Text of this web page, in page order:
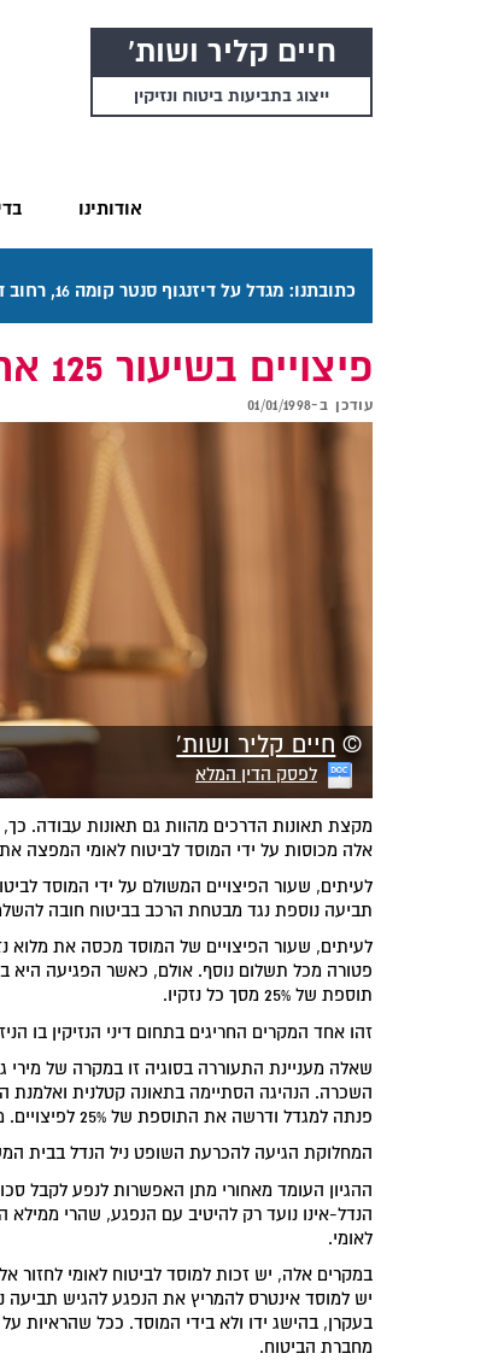
חיים קליר ושות'
ייצוג בתביעות ביטוח ונזיקין
אודותינו
כתובתנו: מגדל על דיזנגוף סנטר קומה 16, רחוב דיזנגוף 50 תל אביב. דרכי ההגעה בתפריט "אודותינו".
פיצויים בשיעור 125 אחוז
עודכן ב-01/01/1998
© חיים קליר ושות'
לפסק הדין המלא
מקצת תאונות הדרכים מהוות גם תאונות עבודה.
אלה מכוסות על ידי המוסד לביטוח לאומי המפצה
לעיתים, שעור הפיצויים המשולם על ידי המוסד
תביעה נוספת נגד מבטחת הרכב בביטוח חובה
לעיתים, שעור הפיצויים של המוסד מכסה את מלוא
פטורה מכל תשלום נוסף. אולם, כאשר הפגיעה
תוספת של 25% מסך כל נזקיו.
זהו אחד המקרים החריגים בתחום דיני הנזיקין בו
שאלה מעניינת התעוררה בסוגיה זו במקרה של
השכרה. הנהיגה הסתיימה בתאונה קטלנית ואלמנת
פנתה למגדל ודרשה את התוספת של 25% לפיצויים. מגדל דחתה דרישה זו בטענה שיש להתייחס אל הרכב כאילו היה בבעלות המעביד.
המחלוקת הגיעה להכרעת השופט ניל הנדל בבית
לאומי.
במקרים אלה, יש זכות למוסד לביטוח לאומי לחזור
יש למוסד אינטרס להמריץ את הנפגע להגיש
בעקרן, בהישג ידו ולא בידי המוסד. ככל שהראיות
מחברת הביטוח.